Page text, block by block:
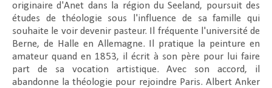
originaire d'Anet dans la région du Seeland, poursuit des
études de théologie sous l'influence de sa famille qui
souhaite le voir devenir pasteur. Il fréquente l'université de
Berne, de Halle en Allemagne. Il pratique la peinture en
amateur quand en 1853, il écrit à son père pour lui faire
part de sa vocation artistique. Avec son accord, il
abandonne la théologie pour rejoindre Paris. Albert Anker